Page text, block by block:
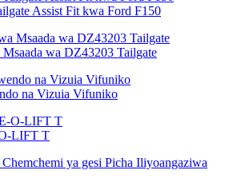
Assist Fit kwa Ford F150
wa DZ43203 Tailgate
na Vizuia Vifuniko
LIFT T